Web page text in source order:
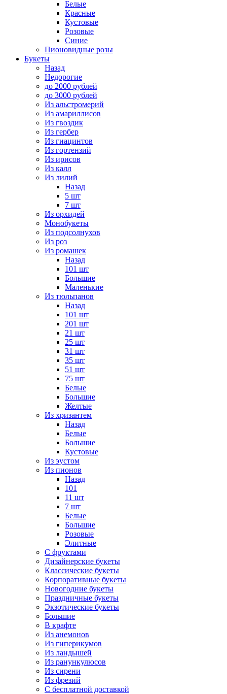
Белые
Красные
Кустовые
Розовые
Синие
Пионовидные розы
Букеты
Назад
Недорогие
до 2000 рублей
до 3000 рублей
Из альстромерий
Из амариллисов
Из гвоздик
Из гербер
Из гиацинтов
Из гортензий
Из ирисов
Из калл
Из лилий
Назад
5 шт
7 шт
Из орхидей
Монобукеты
Из подсолнухов
Из роз
Из ромашек
Назад
101 шт
Большие
Маленькие
Из тюльпанов
Назад
101 шт
201 шт
21 шт
25 шт
31 шт
35 шт
51 шт
75 шт
Белые
Большие
Желтые
Из хризантем
Назад
Белые
Большие
Кустовые
Из эустом
Из пионов
Назад
101
11 шт
7 шт
Белые
Большие
Розовые
Элитные
С фруктами
Дизайнерские букеты
Классические букеты
Корпоративные букеты
Новогодние букеты
Праздничные букеты
Экзотические букеты
Большие
В крафте
Из анемонов
Из гиперикумов
Из ландышей
Из ранункулюсов
Из сирени
Из фрезий
С бесплатной доставкой